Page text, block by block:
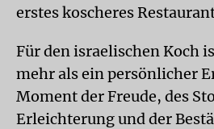
erstes koscheres
Für den israelischen Koch
mehr als ein persönlicher
Moment der Freude, des
Erleichterung und der